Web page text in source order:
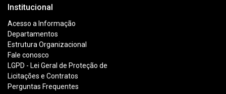
Institucional
Acesso a Informação
Departamentos
Estrutura Organizacional
Fale conosco
LGPD - Lei Geral de Proteção de
Licitações e Contratos
Perguntas Frequentes